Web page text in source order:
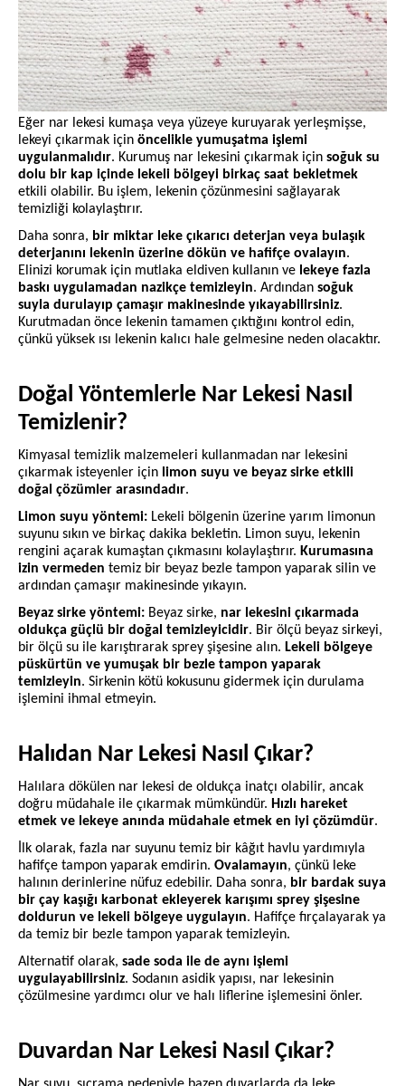
Eğer nar lekesi kumaşa veya yüzeye kuruyarak yerleşmişse,
lekeyi çıkarmak için öncelikle yumuşatma işlemi
uygulanmalıdır. Kurumuş nar lekesini çıkarmak için soğuk su
dolu bir kap içinde lekeli bölgeyi birkaç saat bekletmek
etkili olabilir. Bu işlem, lekenin çözünmesini sağlayarak
temizliği kolaylaştırır.
Daha sonra, bir miktar leke çıkarıcı deterjan veya bulaşık
deterjanını lekenin üzerine dökün ve hafifçe ovalayın.
Elinizi korumak için mutlaka eldiven kullanın ve lekeye fazla
baskı uygulamadan nazikçe temizleyin. Ardından soğuk
suyla durulayıp çamaşır makinesinde yıkayabilirsiniz.
Kurutmadan önce lekenin tamamen çıktığını kontrol edin,
çünkü yüksek ısı lekenin kalıcı hale gelmesine neden olacaktır.
Doğal Yöntemlerle Nar Lekesi Nasıl
Temizlenir?
Kimyasal temizlik malzemeleri kullanmadan nar lekesini
çıkarmak isteyenler için limon suyu ve beyaz sirke etkili
doğal çözümler arasındadır.
Limon suyu yöntemi: Lekeli bölgenin üzerine yarım limonun
suyunu sıkın ve birkaç dakika bekletin. Limon suyu, lekenin
rengini açarak kumaştan çıkmasını kolaylaştırır. Kurumasına
izin vermeden temiz bir beyaz bezle tampon yaparak silin ve
ardından çamaşır makinesinde yıkayın.
Beyaz sirke yöntemi: Beyaz sirke, nar lekesini çıkarmada
oldukça güçlü bir doğal temizleyicidir. Bir ölçü beyaz sirkeyi,
bir ölçü su ile karıştırarak sprey şişesine alın. Lekeli bölgeye
püskürtün ve yumuşak bir bezle tampon yaparak
temizleyin. Sirkenin kötü kokusunu gidermek için durulama
işlemini ihmal etmeyin.
Halıdan Nar Lekesi Nasıl Çıkar?
Halılara dökülen nar lekesi de oldukça inatçı olabilir, ancak
doğru müdahale ile çıkarmak mümkündür. Hızlı hareket
etmek ve lekeye anında müdahale etmek en iyi çözümdür.
İlk olarak, fazla nar suyunu temiz bir kâğıt havlu yardımıyla
hafifçe tampon yaparak emdirin. Ovalamayın, çünkü leke
halının derinlerine nüfuz edebilir. Daha sonra, bir bardak suya
bir çay kaşığı karbonat ekleyerek karışımı sprey şişesine
doldurun ve lekeli bölgeye uygulayın. Hafifçe fırçalayarak ya
da temiz bir bezle tampon yaparak temizleyin.
Alternatif olarak, sade soda ile de aynı işlemi
uygulayabilirsiniz. Sodanın asidik yapısı, nar lekesinin
çözülmesine yardımcı olur ve halı liflerine işlemesini önler.
Duvardan Nar Lekesi Nasıl Çıkar?